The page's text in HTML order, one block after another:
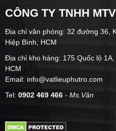
CÔNG TY TNHH
Địa chỉ văn phòng: 32 đường 36,
Hiệp Bình, HCM
Địa chỉ kho hàng: 175 Quốc lộ
HCM
Email: info@vatlieuphutro.com
Tel: 0902 469 466 - Ms.Vân